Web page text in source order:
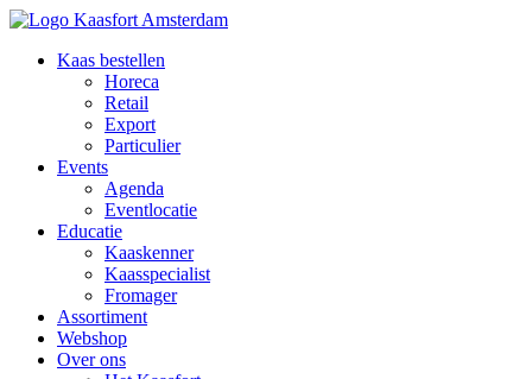
Kaas bestellen
Horeca
Retail
Export
Particulier
Events
Agenda
Eventlocatie
Educatie
Kaaskenner
Kaasspecialist
Fromager
Assortiment
Webshop
Over ons